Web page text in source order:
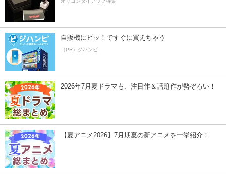
自販機にピッ！ですぐに買えちゃう
（PR）ジハンピ
2026年7月夏ドラマも、注目作＆話題作が勢ぞろい！
【夏アニメ2026】7月期夏の新アニメを一挙紹介！